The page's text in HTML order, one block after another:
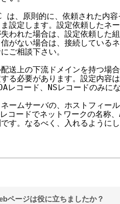
は、原則的に、依頼された内
設定します。設定依頼したネ
われた場合は、設定依頼した
がない場合は、接続している
ご相談下さい。
配送上の下流ドメインを持つ場
る必要があります。設定内容
レコード、NSレコードのみにな
ネームサーバの、ホストフィ
コードでネットワークの名称
す。なるべく、入れるようにし
ページは役に立ちましたか？